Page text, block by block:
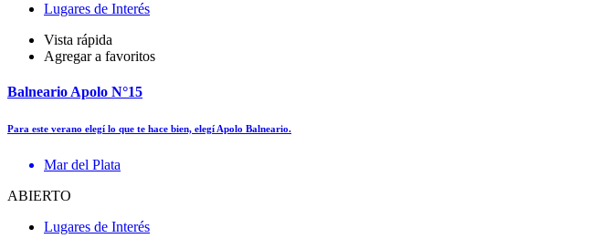
Lugares de Interés
Vista rápida
Agregar a favoritos
Balneario Apolo N°15
Para este verano elegí lo que te hace bien, elegí Apolo Balneario.
Mar del Plata
ABIERTO
Lugares de Interés